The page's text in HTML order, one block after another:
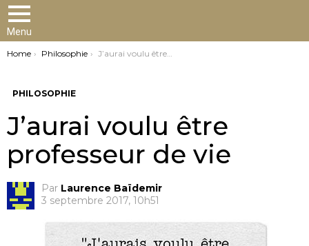
Menu
You are here:
Home Philosophie J’aurai voulu être professeur de vie
PHILOSOPHIE
J’aurai voulu être
professeur de vie
Par Laurence Baïdemir
3 septembre 2017, 10h51